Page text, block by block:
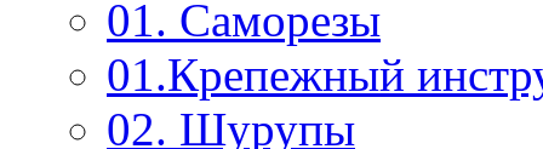
01. Саморезы
01.Крепежный
02. Шурупы